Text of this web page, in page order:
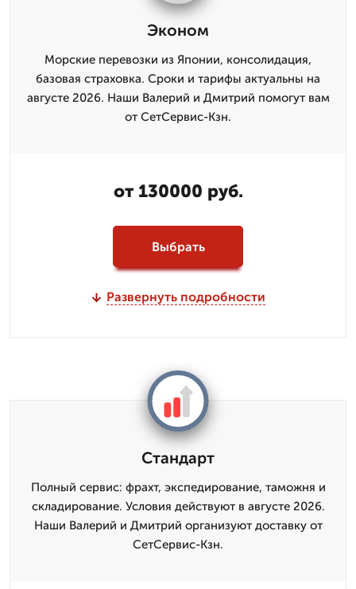
Эконом
Морские перевозки из Японии, консолидация,
базовая страховка. Сроки и тарифы актуальны на
августе 2026. Наши Валерий и Дмитpий помогут вам
от СетСервис-Кзн.
от 130000 руб.
Выбрать
Развернуть подробности
Стандарт
Полный сервис: фрахт, экспедирование, таможня и
складирование. Условия действуют в августе 2026.
Наши Валерий и Дмитpий организуют доставку от
СетСервис-Кзн.